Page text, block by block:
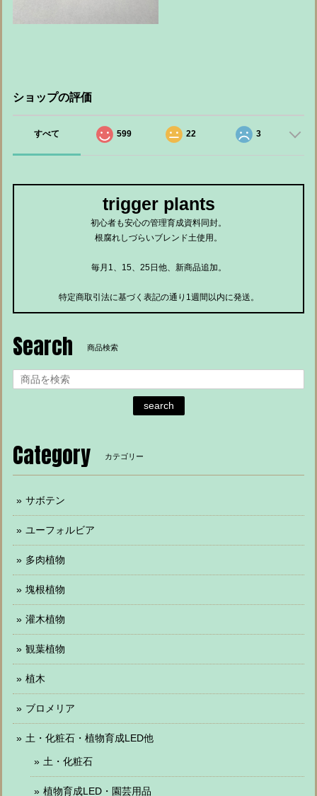
ショップの評価
すべて 599 22 3
trigger plants
初心者も安心の管理育成資料同封。
根腐れしづらいブレンド土使用。
毎月1、15、25日他、新商品追加。
特定商取引法に基づく表記の通り1週間以内に発送。
Search 商品検索
search
Category カテゴリー
サボテン
ユーフォルビア
多肉植物
塊根植物
灌木植物
観葉植物
植木
ブロメリア
土・化粧石・植物育成LED他
土・化粧石
植物育成LED・園芸用品